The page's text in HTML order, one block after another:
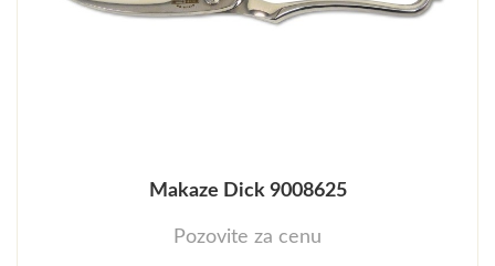
Makaze Dick 9008625
Pozovite za cenu